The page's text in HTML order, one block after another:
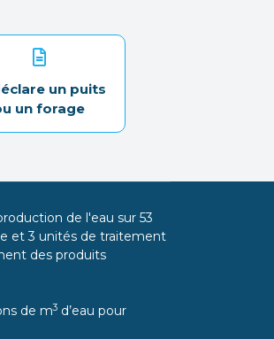
un puits
un forage
de l'eau sur 53
et 3 unités de traitement
des produits
de m3 d’eau pour